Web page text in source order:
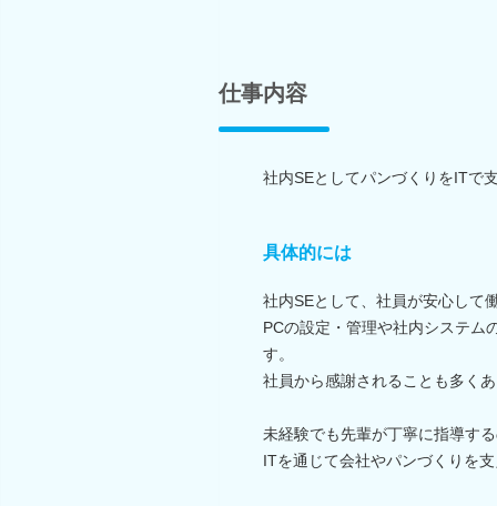
仕事内容
社内SEとしてパンづくりをITで
具体的には
社内SEとして、社員が安心して
PCの設定・管理や社内システム
す。
社員から感謝されることも多く
未経験でも先輩が丁寧に指導す
ITを通じて会社やパンづくりを